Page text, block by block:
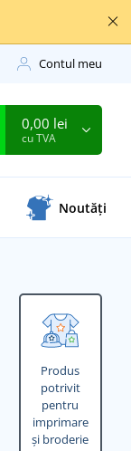
Contul meu
0,00 lei
cu TVA
Noutăți
Produs
potrivit
pentru
imprimare
și broderie